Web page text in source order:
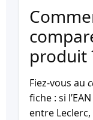
produit
Fiez-vous au
fiche : si
entre